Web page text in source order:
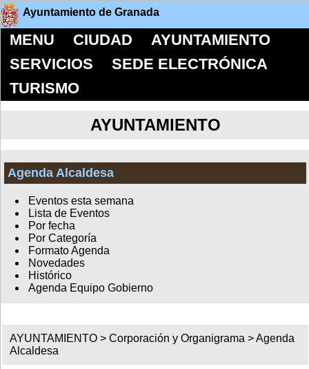
Ayuntamiento de Granada
MENU CIUDAD
AYUNTAMIENTO
SERVICIOS
SEDE ELECTRÓNICA
TURISMO
AYUNTAMIENTO
Agenda Alcaldesa
Eventos esta semana
Lista de Eventos
Por fecha
Por Categoría
Formato Agenda
Novedades
Histórico
Agenda Equipo Gobierno
AYUNTAMIENTO >Corporación y Organigrama >Agenda
Alcaldesa